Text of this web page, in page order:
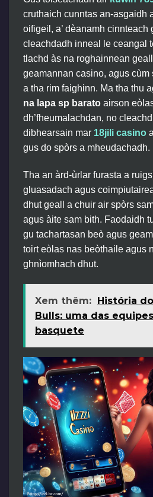
cruthaich cunntas an-asgaidh
oifigeil, a’ dèanamh cinnteach
cleachdadh inneal le ceangal
tlachd às na roghainnean
geamannan casino, agus cùm
a tha rim faighinn. Ma tha thu
na lapa sp barato airson
dh’fheumalachdan, no
dibhearsain mar 18jili casino
gus do spòrs a mheudachadh.
Tha an àrd-ùrlar furasta a
gluasadach agus
dhut geall a chuir air spòrs
agus àite sam bith. Faodaidh
gu tachartasan beò agus
toirt eòlas nas beòthaile agus
ghnìomhach dhut.
Xem thêm: História
Bulls: uma das
basquete